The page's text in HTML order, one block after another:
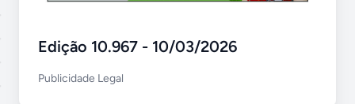
Edição 10.967 - 10/03/2026
Publicidade Legal